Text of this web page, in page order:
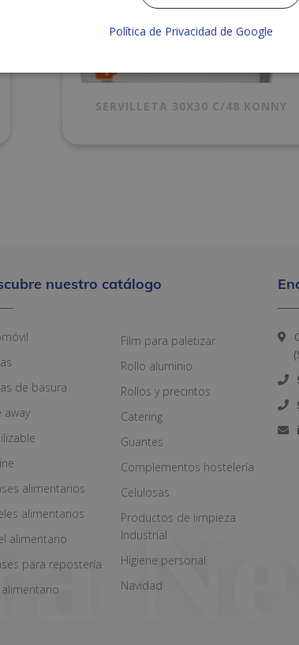
SERVILLETA 30X30 C/48 KONNY
nuestro catálogo
de basura
away
alimentarios
alimentarios
alimentario
para repostería
alimentario
Film para paletizar
Rollo aluminio
Rollos y precintos
Catering
Guantes
Complementos hostelería
Celulosas
Productos de limpieza
Industrial
Higiene personal
Navidad
Política de Privacidad de Google